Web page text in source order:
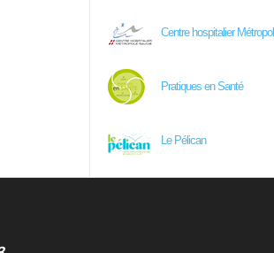
Centre hospitalier
Pratiques en Santé
Le Pélican